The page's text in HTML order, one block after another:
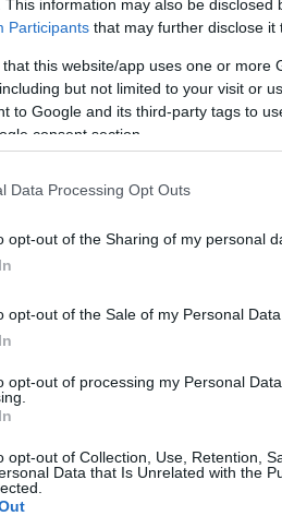
This information may also be disclosed
Participants that may further disclose it
that this website/app uses one or more
but not limited to your visit or
to Google and its third-party tags to
consent section.
Data Processing Opt Outs
opt-out of the Sharing of my personal
opt-out of the Sale of my Personal Data.
opt-out of processing my Personal
opt-out of Collection, Use, Retention,
Data that Is Unrelated with the
három évre szüksége
ahhoz, hogy beleszokjon az